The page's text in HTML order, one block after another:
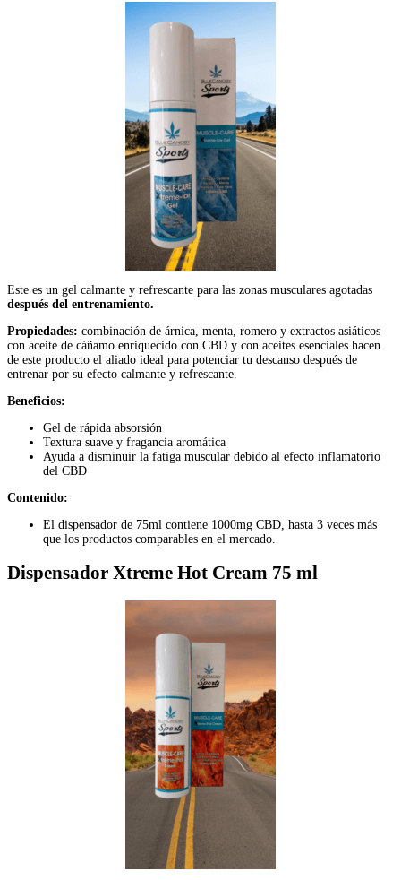
Este es un gel calmante y refrescante para las zonas musculares agotadas
después del entrenamiento.
Propiedades: combinación de árnica, menta, romero y extractos asiáticos
con aceite de cáñamo enriquecido con CBD y con aceites esenciales hacen
de este producto el aliado ideal para potenciar tu descanso después de
entrenar por su efecto calmante y refrescante.
Beneficios:
Gel de rápida absorsión
Textura suave y fragancia aromática
Ayuda a disminuir la fatiga muscular debido al efecto inflamatorio
del CBD
Contenido:
El dispensador de 75ml contiene 1000mg CBD, hasta 3 veces más
que los productos comparables en el mercado.
Dispensador Xtreme Hot Cream 75 ml